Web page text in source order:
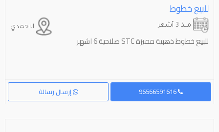
للبيع خطوط
الاحمدي منذ 3 أشهر
للبيع خطوط ذهبية مميزة STC صلاحية 6 اشهر
إرسال رسالة